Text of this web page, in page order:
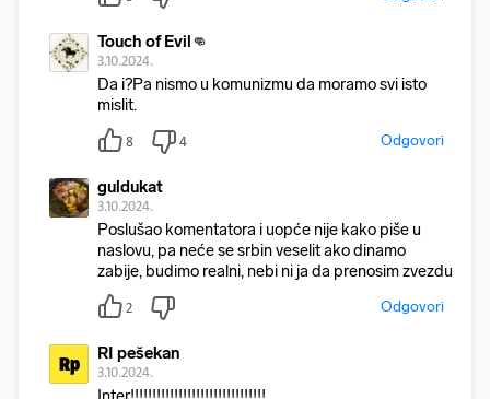
Touch of Evil👊
3.10.2024.
Da i?Pa nismo u komunizmu da moramo svi isto
mislit.
8 4 Odgovori
guldukat
3.10.2024.
Poslušao komentatora i uopće nije kako piše u
naslovu, pa neće se srbin veselit ako dinamo
zabije, budimo realni, nebi ni ja da prenosim zvezdu
2 Odgovori
Rp RI pešekan
3.10.2024.